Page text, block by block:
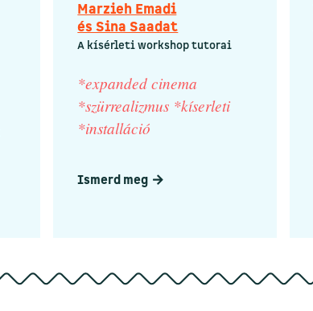
Marzieh Emadi
és Sina Saadat
A kísérleti workshop tutorai
*expanded cinema
*szürrealizmus *kíserleti
*installáció
Ismerd megarrow-right